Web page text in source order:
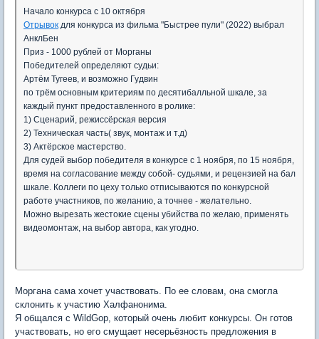
Начало конкурса с 10 октября
Отрывок для конкурса из фильма "Быстрее пули" (2022) выбрал
АнклБен
Приз - 1000 рублей от Морганы
Победителей определяют судьи:
Артём Тугеев, и возможно Гудвин
по трём основным критериям по десятибалльной шкале, за
каждый пункт предоставленного в ролике:
1) Сценарий, режиссёрская версия
2) Техническая часть( звук, монтаж и т.д)
3) Актёрское мастерство.
Для судей выбор победителя в конкурсе с 1 ноября, по 15 ноября,
время на согласование между собой- судьями, и рецензией на бал
шкале. Коллеги по цеху только отписываются по конкурсной
работе участников, по желанию, а точнее - желательно.
Можно вырезать жестокие сцены убийства по желаю, применять
видеомонтаж, на выбор автора, как угодно.
Моргана сама хочет участвовать. По ее словам, она смогла
склонить к участию Халфанонима.
Я общался с WildGop, который очень любит конкурсы. Он готов
участвовать, но его смущает несерьёзность предложения в